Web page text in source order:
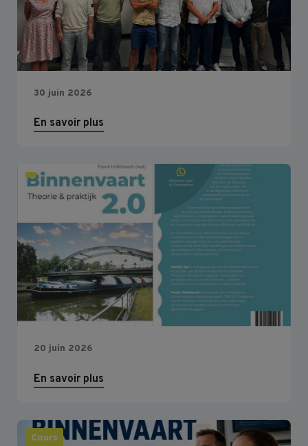
30 juin 2026
En savoir plus
20 juin 2026
En savoir plus
Cours